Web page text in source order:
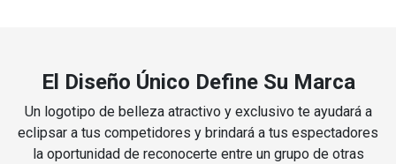
El Diseño Único Define Su Marca
Un logotipo de belleza atractivo y exclusivo te ayudará a
eclipsar a tus competidores y brindará a tus espectadores
la oportunidad de reconocerte entre un grupo de otras